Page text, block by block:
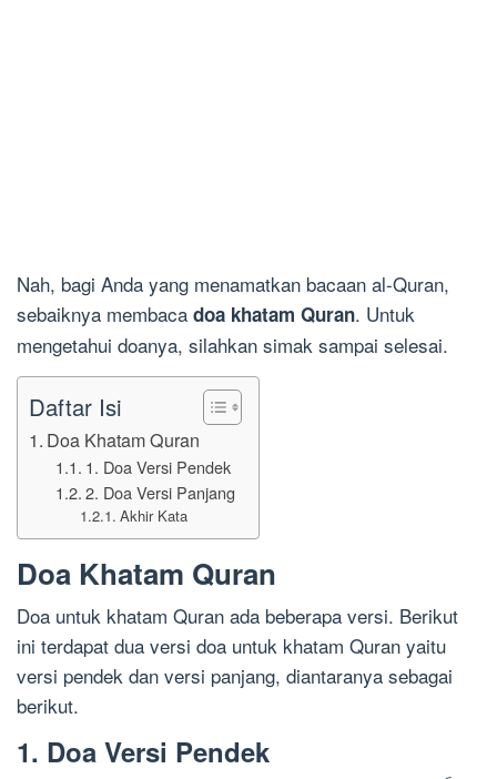
Nah, bagi Anda yang menamatkan bacaan al-Quran,
sebaiknya membaca doa khatam Quran. Untuk
mengetahui doanya, silahkan simak sampai selesai.
Daftar Isi
Doa Khatam Quran
1. Doa Versi Pendek
2. Doa Versi Panjang
Akhir Kata
Doa Khatam Quran
Doa untuk khatam Quran ada beberapa versi. Berikut
ini terdapat dua versi doa untuk khatam Quran yaitu
versi pendek dan versi panjang, diantaranya sebagai
berikut.
1. Doa Versi Pendek